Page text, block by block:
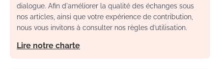
dialogue. Afin d'améliorer la qualité des échanges sous
nos articles, ainsi que votre expérience de contribution,
nous vous invitons à consulter nos règles d’utilisation.
Lire notre charte